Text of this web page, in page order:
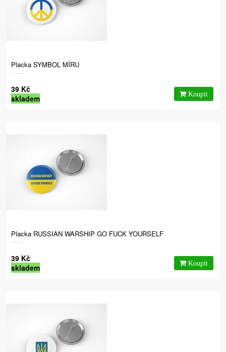
Placka SYMBOL MÍRU
39 Kč
skladem
Placka RUSSIAN WARSHIP GO FUCK YOURSELF
39 Kč
skladem